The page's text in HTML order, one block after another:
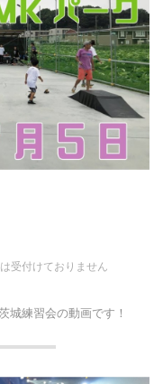
受付けておりません
城練習会の動画です！